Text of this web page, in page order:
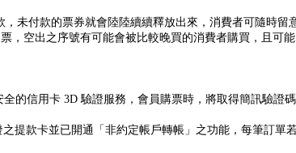
未付款的票券就會陸陸續續釋放出來，消費者可隨時留
，空出之序號有可能會被比較晚買的消費者購買，且可
的信用卡 3D 驗證服務，會員購票時，將取得簡訊驗證
提款卡並已開通「非約定帳戶轉帳」之功能，每筆訂